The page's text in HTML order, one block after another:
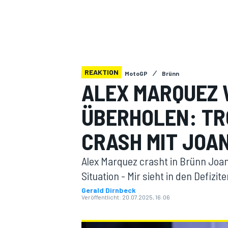
MOTOGP
REAKTION MotoGP Brünn
ALEX MARQUEZ
ÜBERHOLEN:
CRASH MIT
Alex Marquez crasht in Brünn
Situation - Mir sieht in den
Gerald Dirnbeck
Veröffentlicht: 20.07.2025, 16:06